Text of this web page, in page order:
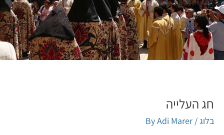
חג העלייה
בלוג/ By
Adi Marer